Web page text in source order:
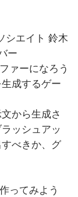
シエイト 鈴木
ー
ァーになろう
成するゲー
から生成さ
ッシュアッ
べきか、グ
ってみよう